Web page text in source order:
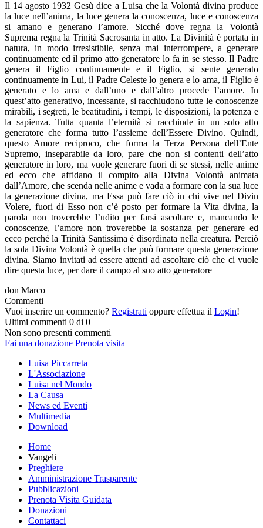
Il 14 agosto 1932 Gesù dice a Luisa che la Volontà divina produce
la luce nell’anima, la luce genera la conoscenza, luce e conoscenza
si amano e generano l’amore. Sicché dove regna la Volontà
Suprema regna la Trinità Sacrosanta in atto. La Divinità è portata in
natura, in modo irresistibile, senza mai interrompere, a generare
continuamente ed il primo atto generatore lo fa in se stesso. Il Padre
genera il Figlio continuamente e il Figlio, si sente generato
continuamente in Lui, il Padre Celeste lo genera e lo ama, il Figlio è
generato e lo ama e dall’uno e dall’altro procede l’amore. In
quest’atto generativo, incessante, si racchiudono tutte le conoscenze
mirabili, i segreti, le beatitudini, i tempi, le disposizioni, la potenza e
la sapienza. Tutta quanta l’eternità si racchiude in un solo atto
generatore che forma tutto l’assieme dell’Essere Divino. Quindi,
questo Amore reciproco, che forma la Terza Persona dell’Ente
Supremo, inseparabile da loro, pare che non si contenti dell’atto
generatore in loro, ma vuole generare fuori di se stessi, nelle anime
ed ecco che affidano il compito alla Divina Volontà animata
dall’Amore, che scenda nelle anime e vada a formare con la sua luce
la generazione divina, ma Essa può fare ciò in chi vive nel Divin
Volere, fuori di Esso non c’è posto per formare la Vita divina, la
parola non troverebbe l’udito per farsi ascoltare e, mancando le
conoscenze, l’amore non troverebbe la sostanza per generare ed
ecco perché la Trinità Santissima è disordinata nella creatura. Perciò
la sola Divina Volontà è quella che può formare questa generazione
divina. Siamo invitati ad essere attenti ad ascoltare ciò che ci vuole
dire questa luce, per dare il campo al suo atto generatore
don Marco
Commenti
Vuoi inserire un commento? Registrati oppure effettua il Login!
Ultimi commenti 0 di 0
Non sono presenti commenti
Fai una donazione Prenota visita
Luisa Piccarreta
L'Associazione
Luisa nel Mondo
La Causa
News ed Eventi
Multimedia
Download
Home
Vangeli
Preghiere
Amministrazione Trasparente
Pubblicazioni
Prenota Visita Guidata
Donazioni
Contattaci